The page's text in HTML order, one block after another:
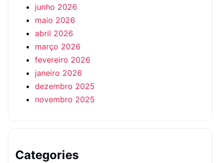
junho 2026
maio 2026
abril 2026
março 2026
fevereiro 2026
janeiro 2026
dezembro 2025
novembro 2025
Categories